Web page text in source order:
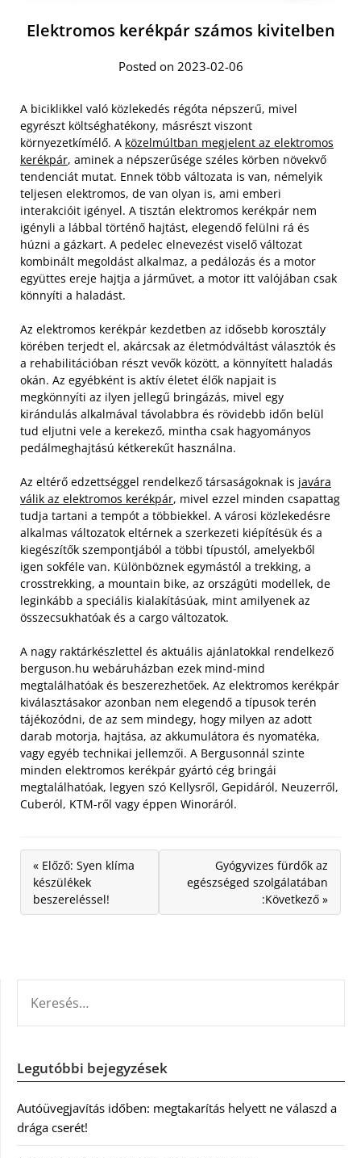
Elektromos kerékpár számos kivitelben
Posted on 2023-02-06
A biciklikkel való közlekedés régóta népszerű, mivel
egyrészt költséghatékony, másrészt viszont
környezetkímélő. A közelmúltban megjelent az elektromos
kerékpár, aminek a népszerűsége széles körben növekvő
tendenciát mutat. Ennek több változata is van, némelyik
teljesen elektromos, de van olyan is, ami emberi
interakcióit igényel. A tisztán elektromos kerékpár nem
igényli a lábbal történő hajtást, elegendő felülni rá és
húzni a gázkart. A pedelec elnevezést viselő változat
kombinált megoldást alkalmaz, a pedálozás és a motor
együttes ereje hajtja a járművet, a motor itt valójában csak
könnyíti a haladást.
Az elektromos kerékpár kezdetben az idősebb korosztály
körében terjedt el, akárcsak az életmódváltást választók és
a rehabilitációban részt vevők között, a könnyített haladás
okán. Az egyébként is aktív életet élők napjait is
megkönnyíti az ilyen jellegű bringázás, mivel egy
kirándulás alkalmával távolabbra és rövidebb időn belül
tud eljutni vele a kerekező, mintha csak hagyományos
pedálmeghajtású kétkerekűt használna.
Az eltérő edzettséggel rendelkező társaságoknak is javára
válik az elektromos kerékpár, mivel ezzel minden csapattag
tudja tartani a tempót a többiekkel. A városi közlekedésre
alkalmas változatok eltérnek a szerkezeti kiépítésük és a
kiegészítők szempontjából a többi típustól, amelyekből
igen sokféle van. Különböznek egymástól a trekking, a
crosstrekking, a mountain bike, az országúti modellek, de
leginkább a speciális kialakításúak, mint amilyenek az
összecsukhatóak és a cargo változatok.
A nagy raktárkészlettel és aktuális ajánlatokkal rendelkező
berguson.hu webáruházban ezek mind-mind
megtalálhatóak és beszerezhetőek. Az elektromos kerékpár
kiválasztásakor azonban nem elegendő a típusok terén
tájékozódni, de az sem mindegy, hogy milyen az adott
darab motorja, hajtása, az akkumulátora és nyomatéka,
vagy egyéb technikai jellemzői. A Bergusonnál szinte
minden elektromos kerékpár gyártó cég bringái
megtalálhatóak, legyen szó Kellysről, Gepidáról, Neuzerről,
Cuberól, KTM-ről vagy éppen Winoráról.
« Előző: Syen klíma
készülékek
beszereléssel!
Gyógyvizes fürdők az
egészséged szolgálatában
:Következő »
Legutóbbi bejegyzések
Autóüvegjavítás időben: megtakarítás helyett ne válaszd a
drága cserét!